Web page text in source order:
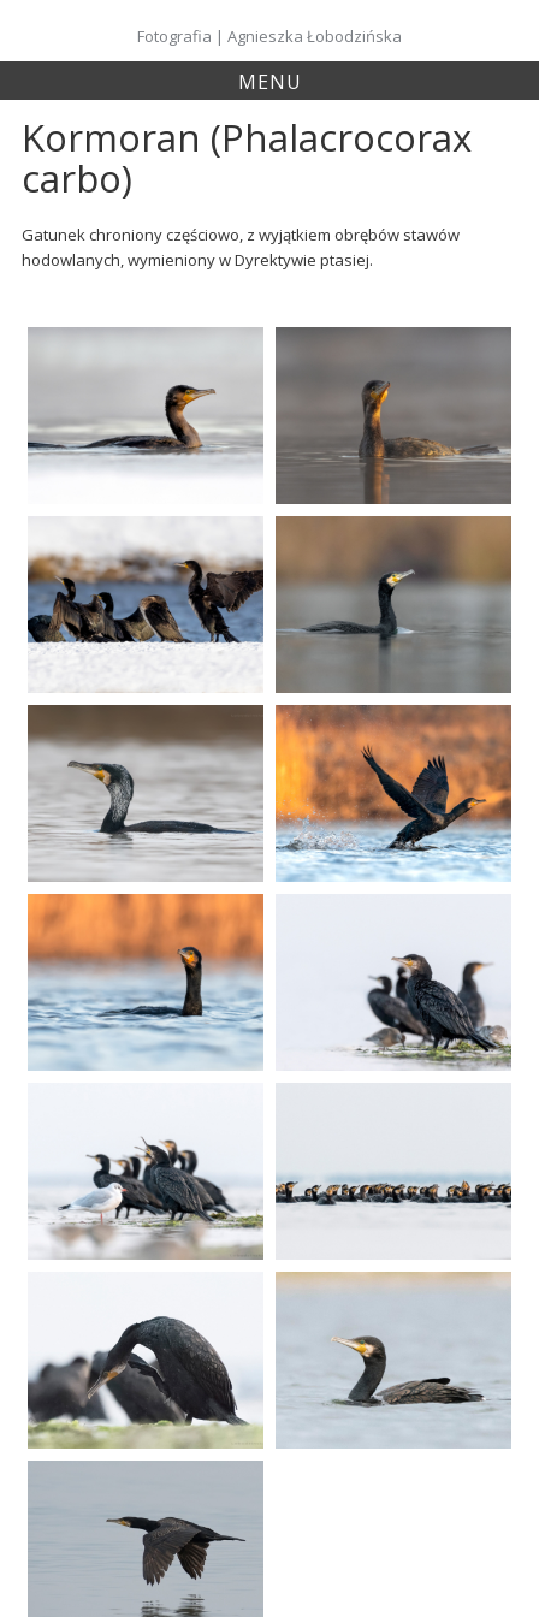
content
Fotografia | Agnieszka Łobodzińska
MENU
Kormoran (Phalacrocorax
carbo)
Gatunek chroniony częściowo, z wyjątkiem obrębów stawów
hodowlanych, wymieniony w Dyrektywie ptasiej.